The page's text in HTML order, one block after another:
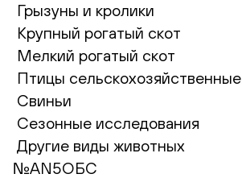
Грызуны и кролики
Крупный рогатый скот
Мелкий рогатый скот
Птицы сельскохозяйственные
Свиньи
Сезонные исследования
Другие виды животных
№AN5ОБС